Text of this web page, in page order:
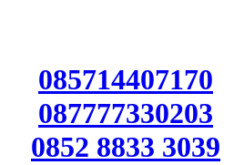
085714407170
087777330203
0852 8833 3039